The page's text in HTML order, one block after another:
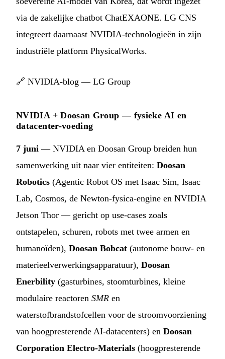
via de zakelijke chatbot ChatEXAONE. LG CNS
integreert daarnaast NVIDIA-technologieën in zijn
industriële platform PhysicalWorks.
🔗 NVIDIA-blog — LG Group
NVIDIA + Doosan Group — fysieke AI en
datacenter-voeding
7 juni — NVIDIA en Doosan Group breiden hun
samenwerking uit naar vier entiteiten: Doosan
Robotics (Agentic Robot OS met Isaac Sim, Isaac
Lab, Cosmos, de Newton-fysica-engine en NVIDIA
Jetson Thor — gericht op use-cases zoals
ontstapelen, schuren, robots met twee armen en
humanoïden), Doosan Bobcat (autonome bouw- en
materieelverwerkingsapparatuur), Doosan
Enerbility (gasturbines, stoomturbines, kleine
modulaire reactoren SMR en
waterstofbrandstofcellen voor de stroomvoorziening
van hoogpresterende AI-datacenters) en Doosan
Corporation Electro-Materials (hoogpresterende